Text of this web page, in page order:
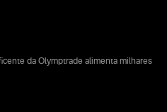
da Olymptrade alimenta milhares